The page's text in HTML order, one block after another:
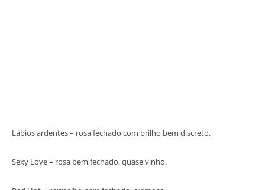
Lábios ardentes – rosa fechado com brilho bem discreto.
Sexy Love – rosa bem fechado, quase vinho.